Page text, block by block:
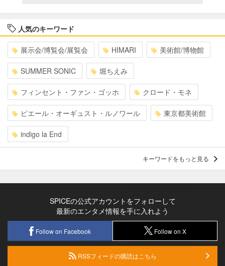
人気のキーワード
展示会/博覧会/展覧会 HIMARI 美術館/博物館
SUMMER SONIC 堀ちえみ
フィンセント・ファン・ゴッホ クロード・モネ
ピエール・オーギュスト・ルノワール 東京都美術館
indigo la End
キーワードをもっと見る
SPICEの公式アカウントをフォローして
最新のエンタメ情報を手に入れよう
Follow on Facebook Follow on X
RSSフィードの購読はこちら